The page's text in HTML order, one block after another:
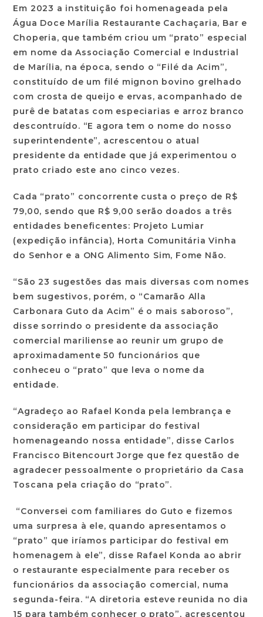
Em 2023 a instituição foi homenageada pela
Água Doce Marília Restaurante Cachaçaria, Bar e
Choperia, que também criou um “prato” especial
em nome da Associação Comercial e Industrial
de Marília, na época, sendo o “Filé da Acim”,
constituído de um filé mignon bovino grelhado
com crosta de queijo e ervas, acompanhado de
purê de batatas com especiarias e arroz branco
descontruído. “E agora tem o nome do nosso
superintendente”, acrescentou o atual
presidente da entidade que já experimentou o
prato criado este ano cinco vezes.
Cada “prato” concorrente custa o preço de R$
79,00, sendo que R$ 9,00 serão doados a três
entidades beneficentes: Projeto Lumiar
(expedição infância), Horta Comunitária Vinha
do Senhor e a ONG Alimento Sim, Fome Não.
“São 23 sugestões das mais diversas com nomes
bem sugestivos, porém, o “Camarão Alla
Carbonara Guto da Acim” é o mais saboroso”,
disse sorrindo o presidente da associação
comercial mariliense ao reunir um grupo de
aproximadamente 50 funcionários que
conheceu o “prato” que leva o nome da
entidade.
“Agradeço ao Rafael Konda pela lembrança e
consideração em participar do festival
homenageando nossa entidade”, disse Carlos
Francisco Bitencourt Jorge que fez questão de
agradecer pessoalmente o proprietário da Casa
Toscana pela criação do “prato”.
“Conversei com familiares do Guto e fizemos
uma surpresa à ele, quando apresentamos o
“prato” que iríamos participar do festival em
homenagem à ele”, disse Rafael Konda ao abrir
o restaurante especialmente para receber os
funcionários da associação comercial, numa
segunda-feira. “A diretoria esteve reunida no dia
15 para também conhecer o prato”, acrescentou